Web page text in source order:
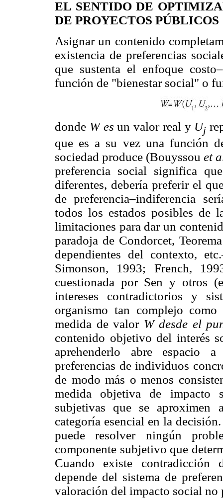
EL SENTIDO DE
DE PROYECTOS PÚBLICOS
Asignar un contenido
existencia de preferencias
que sustenta el enfoque
función de "bienestar social" o
donde W esun valor real y Uj
que es a su vez una función
sociedad produce (Bouyssou et
preferencia social significa
diferentes, debería preferir el
de preferencia–indiferencia
todos los estados posibles de
limitaciones para dar un
paradoja de Condorcet,
dependientes del contexto,
Simonson, 1993; French,
cuestionada por Sen y otros
intereses contradictorios y
organismo tan complejo
medida de valor W desde el
contenido objetivo del interés
aprehenderlo abre espacio
preferencias de individuos
de modo más o menos
medida objetiva de impacto
subjetivas que se aproximen
categoría esencial en la
puede resolver ningún
componente subjetivo que
Cuando existe
depende del sistema de
valoración del impacto social no